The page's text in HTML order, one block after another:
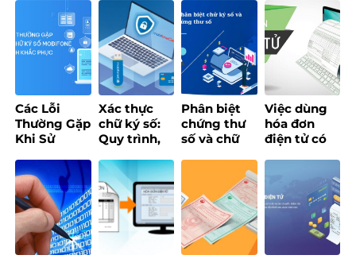
MINH – GIẢI
PHÁP SỐ
MOBIFONE
HƯỚNG TỚI
PHỤC VỤ
NGƯỜI DÂN
Token – Nên
chọn loại
nào?
Ký Tại Trang
Bảo Hiểm
Xã Hội
Ích, Loại
Hình & Ứng
Dụng
Các Lỗi
Thường Gặp
Khi Sử
Ký Số
MobiFone
Và Cách
Khắc Phục
Xác thực
chữ ký số:
Quy trình,
cách chọn
tổ chức uy
tín
Phân biệt
chứng thư
số và chữ
Việc dùng
hóa đơn
điện tử có
không?
Quy định
mới nhất
năm 2025